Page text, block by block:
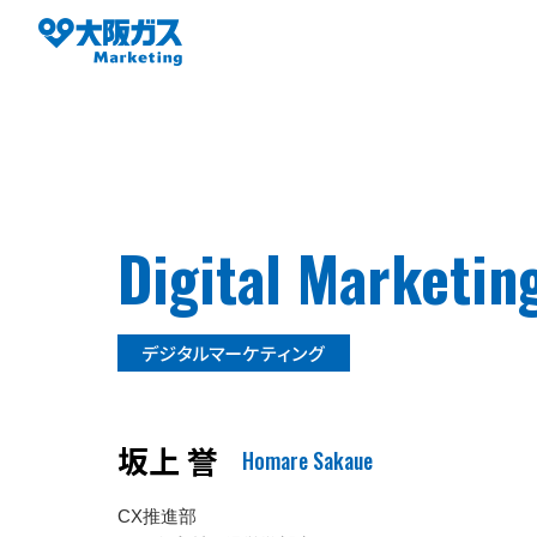
Digital
坂上 誉 Homare Sakaue
CX推進部